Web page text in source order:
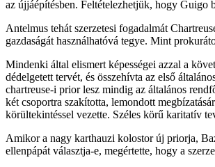
az újjáépítésben. Feltételezhetjük, hogy Guigo
Antelmus tehát szerzetesi fogadalmát
gazdaságát használhatóvá tegye. Mint
Mindenki által elismert képességei azzal a
dédelgetett tervét, és összehívta az első
chartreuse-i prior lesz mindig az általános
két csoportra szakította, lemondott
körültekintéssel vezette. Széles körű karitatív
Amikor a nagy karthauzi kolostor új priorja,
ellenpápát választja-e, megértette, hogy a